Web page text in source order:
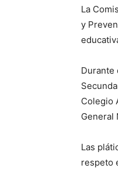
La
y
Durante
Colegio
General
Las
respeto